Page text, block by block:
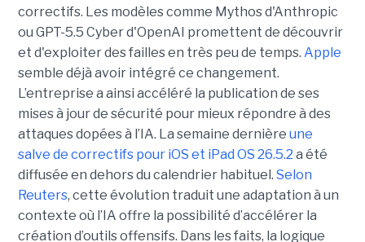
correctifs. Les modèles comme Mythos d'Anthropic
ou GPT-5.5 Cyber d'OpenAI promettent de découvrir
et d'exploiter des failles en très peu de temps. Apple
semble déjà avoir intégré ce changement.
L’entreprise a ainsi accéléré la publication de ses
mises à jour de sécurité pour mieux répondre à des
attaques dopées à l’IA. La semaine dernière une
salve de correctifs pour iOS et iPad OS 26.5.2 a été
diffusée en dehors du calendrier habituel. Selon
Reuters, cette évolution traduit une adaptation à un
contexte où l’IA offre la possibilité d’accélérer la
création d’outils offensifs. Dans les faits, la logique